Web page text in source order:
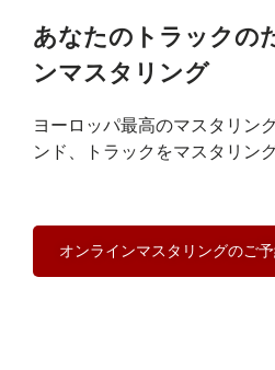
あなたのトラックの
ンマスタリング
ヨーロッパ最高のマスタリン
ンド、トラックをマスタリン
オンラインマスタリングのご